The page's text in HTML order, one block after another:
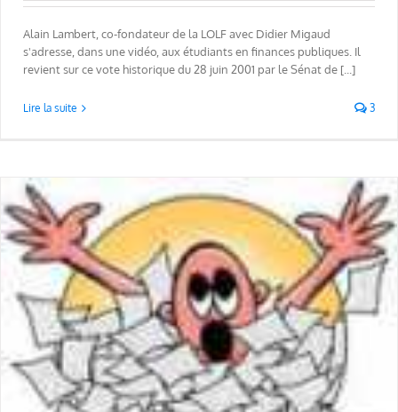
Alain Lambert, co-fondateur de la LOLF avec Didier Migaud
s'adresse, dans une vidéo, aux étudiants en finances publiques. Il
revient sur ce vote historique du 28 juin 2001 par le Sénat de [...]
Lire la suite 3